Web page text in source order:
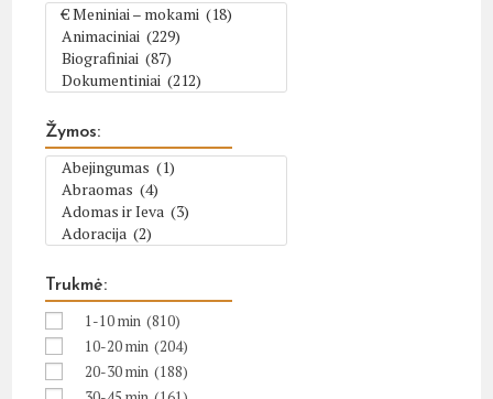
Žymos:
Trukmė:
1-10 min (810)
10-20 min (204)
20-30 min (188)